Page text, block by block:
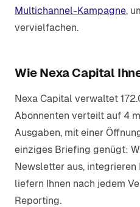
Multichannel-Kampagne,
vervielfachen.
Wie Nexa Capital
Nexa Capital verwaltet
Abonnenten verteilt auf 4
Ausgaben, mit einer
einziges Briefing genügt:
Newsletter aus, integrieren
liefern Ihnen nach jedem
Reporting.